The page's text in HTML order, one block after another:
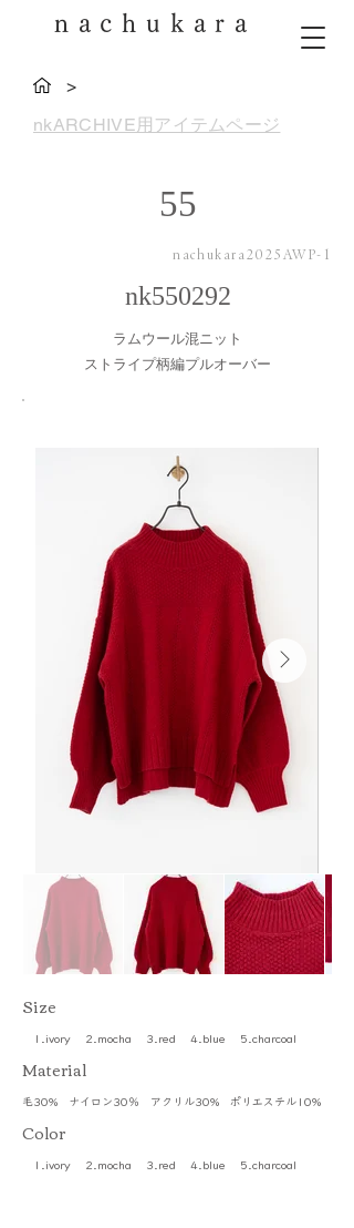
nachukara
>
nkARCHIVE用アイテムページ
55
nachukara2025AWP-1
nk550292
ラムウール混ニット
ストライプ柄編プルオーバー
​Size
1.ivory 2.mocha 3.red 4.blue 5.charcoal
​Material
毛30% ナイロン30％ アクリル30% ポリエステル10%
Color
1.ivory 2.mocha 3.red 4.blue 5.charcoal